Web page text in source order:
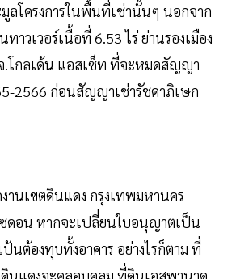
ลโครงการในพื้นที่เช่านั้นๆ นอกจาก
าวเวอร์เนื้อที่ 6.53 ไร่ ย่านรองเมือง
.โกลเด้น แอสเซ็ท ที่จะหมดสัญญา
2566 ก่อนสัญญาเช่ารัชดาภิเษก
านเขตดินแดง กรุงเทพมหานคร
ซดอน หากจะเปลี่ยนใบอนุญาตเป็น
ป้นต้องทุบทั้งอาคาร อย่างไรก็ตาม ที่
นแดงจะคลอบคลุม ที่ดินเอสพานาด